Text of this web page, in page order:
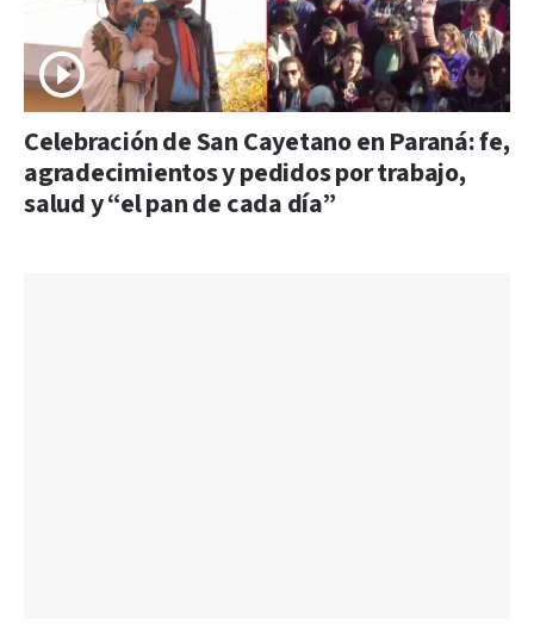
Celebración de San Cayetano en Paraná: fe,
agradecimientos y pedidos por trabajo,
salud y “el pan de cada día”